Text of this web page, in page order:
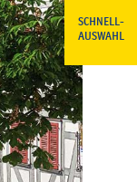
SCHNELL-
AUSWAHL